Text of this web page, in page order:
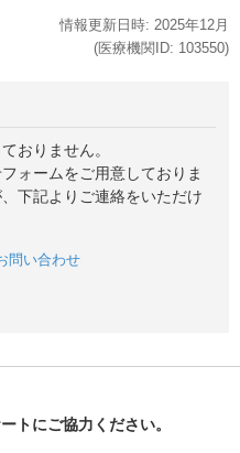
情報更新日時: 2025年12月
(医療機関ID: 103550)
おりません。
ォームをご用意しておりま
下記よりご連絡をいただけ
問い合わせ
トにご協力ください。